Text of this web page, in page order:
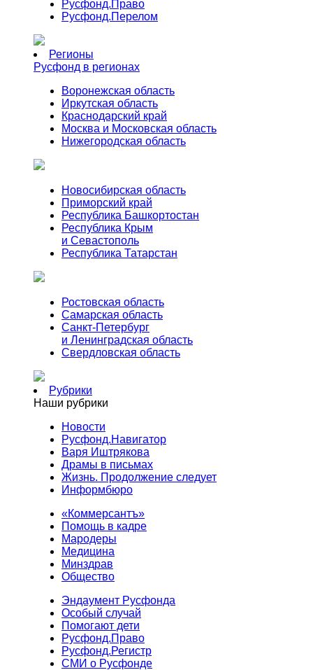
Русфонд.Право
Русфонд.Перелом
Регионы
Русфонд в регионах
Воронежская область
Иркутская область
Краснодарский край
Москва и Московская область
Нижегородская область
Новосибирская область
Приморский край
Республика Башкортостан
Республика Крым
и Севастополь
Республика Татарстан
Ростовская область
Самарская область
Санкт-Петербург
и Ленинградская область
Свердловская область
Рубрики
Наши рубрики
Новости
Русфонд.Навигатор
Варя Иштрякова
Драмы в письмах
Жизнь. Продолжение следует
Информбюро
«Коммерсантъ»
Помощь в кадре
Мародеры
Медицина
Минздрав
Общество
Эндаумент Русфонда
Особый случай
Помогают дети
Русфонд.Право
Русфонд.Регистр
СМИ о Русфонде